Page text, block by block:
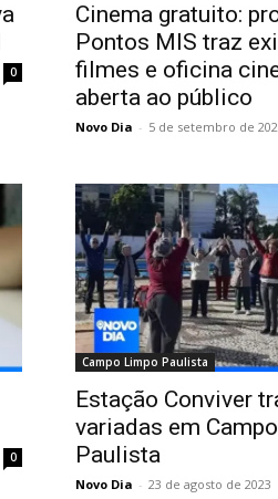
0
Cinema gratuito:
Pontos MIS traz
filmes e oficina
aberta ao público
Novo Dia - 5 de setembro de
0
Campo Limpo Paulista
Estação Conviver
variadas em
Paulista
Novo Dia - 23 de agosto de 2023